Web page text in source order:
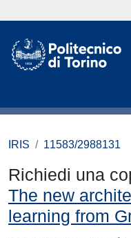
IRIS 11583/2988131
Richiedi una
The new
learning from